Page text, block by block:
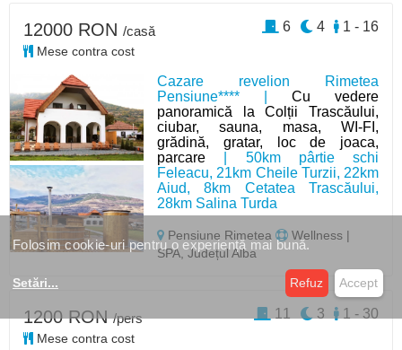
Cazare revelion Rimetea
Pensiune**** |Cu vedere
panoramică la Colții Trascăului,
ciubar, sauna, masa, WI-FI,
grădină, gratar, loc de joaca,
parcare | 50km pârtie schi
Feleacu, 21km Cheile Turzii, 22km
Aiud, 8km Cetatea Trascăului,
28km Salina Turda
Pensiune Rimetea
Wellness |
SPA, Județul Alba
12000 RON /casă
Mese contra cost
1 - 16
4
6
1200 RON/pers
Mese contra cost
1 - 30
3
11
Folosim cookie-uri pentru o experiență mai bună.
Setări... Refuz Accept